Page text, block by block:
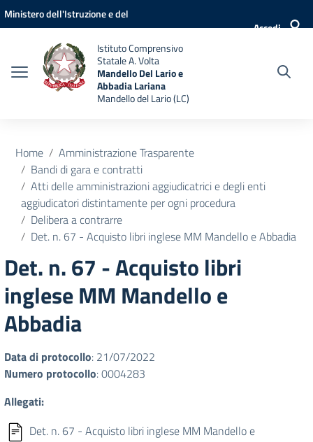
Vai ai contenuti
Vai al menu di navigazione
Vai al footer
Ministero dell'Istruzione e del
Accedi
Istituto Comprensivo
Statale A. Volta
Mandello Del Lario e
Abbadia Lariana
Mandello del Lario (LC)
Home
Amministrazione Trasparente
Bandi di gara e contratti
Atti delle amministrazioni aggiudicatrici e degli enti
aggiudicatori distintamente per ogni procedura
Delibera a contrarre
Det. n. 67 - Acquisto libri inglese MM Mandello e Abbadia
Det. n. 67 - Acquisto libri
inglese MM Mandello e
Abbadia
Data di protocollo: 21/07/2022
Numero protocollo: 0004283
Allegati:
Det. n. 67 - Acquisto libri inglese MM Mandello e